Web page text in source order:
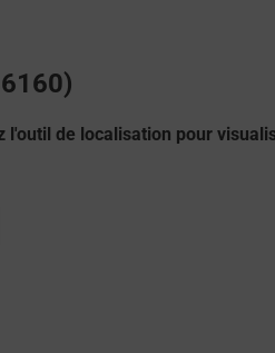
l'outil de localisation pour